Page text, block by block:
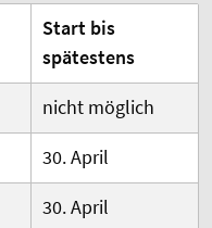
Start bis
spätestens
nicht möglich
30. April
30. April